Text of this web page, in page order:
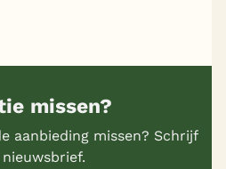
missen?
aanbieding missen? Schrijf